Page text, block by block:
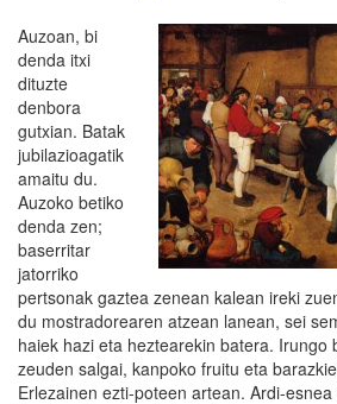
Auzoan, bi
denda itxi
dituzte
denbora
gutxian. Batak
jubilazioagatik
amaitu du.
Auzoko betiko
denda zen;
baserritar
jatorriko
pertsonak gaztea zenean kalean ireki
du mostradorearen atzean lanean, sei
haiek hazi eta heztearekin batera. Irungo
zeuden salgai, kanpoko fruitu eta
Erlezainen ezti-poteen artean. Ardi-